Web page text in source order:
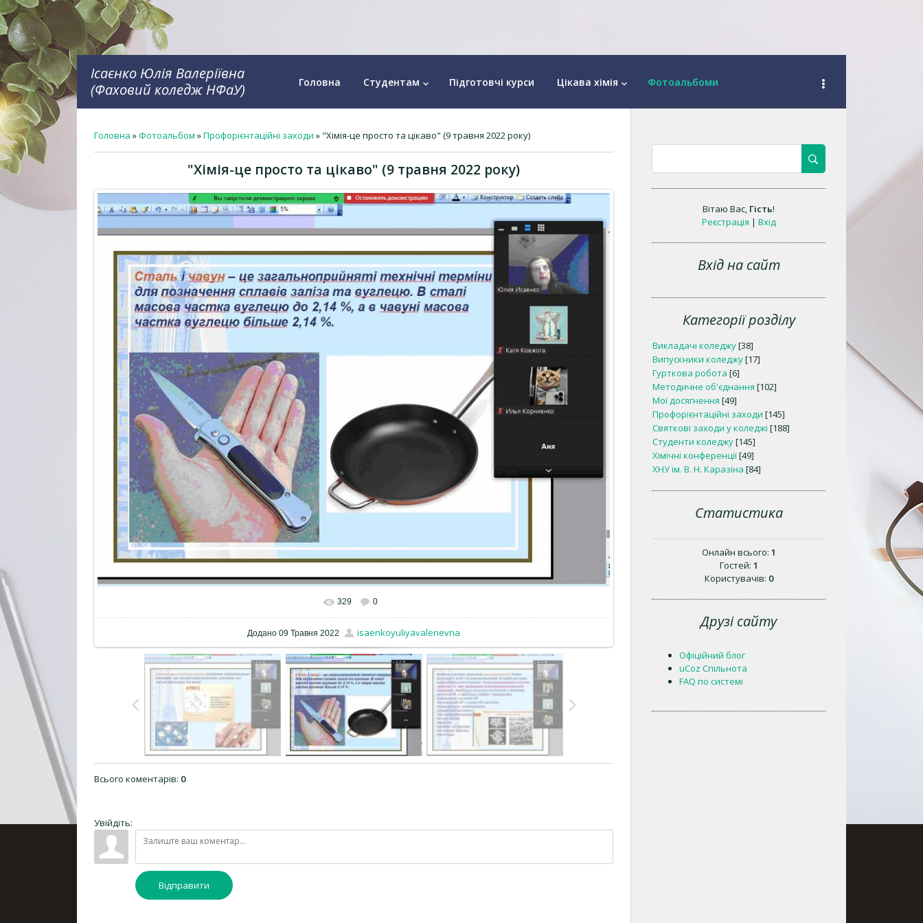
Ісаєнко Юлія Валеріївна
(Фаховий коледж НФаУ)
Головна Студентам keyboard_arrow_down Підготовчі курси Цікава хімія keyboard_arrow_down Фотоальбоми
Головна »Фотоальбом »Профорієнтаційні заходи » "Хімія-це просто та цікаво" (9 травня 2022 року)
"Хімія-це просто та цікаво" (9 травня 2022 року)
329 0
Додано 09 Травня 2022 isaenkoyuliyavalerievna
Всього коментарів: 0
Увійдіть:
Відправити
Вітаю Вас, Гість!
Реєстрація | Вхід
Вхід на сайт
Категорії розділу
Викладачі коледжу[38]
Випускники коледжу[17]
Гурткова робота [6]
Методичне об'єднання [102]
Мої досягнення [49]
Профорієнтаційні заходи [145]
Святкові заходи у коледжі [188]
Студенти коледжу[145]
Хімічні конференції[49]
ХНУ ім. В. Н. Каразіна [84]
Статистика
Онлайн всього: 1
Гостей: 1
Користувачів: 0
Друзі сайту
Офіційний блог
uCoz Спільнота
FAQ по системі